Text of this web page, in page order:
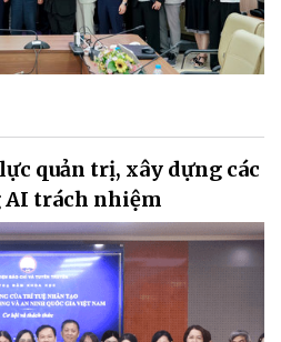
quản trị, xây dựng các
AI trách nhiệm